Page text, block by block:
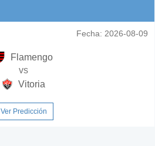
Fecha: 2026-08-09
Flamengo
vs
Vitoria
Ver Predicción